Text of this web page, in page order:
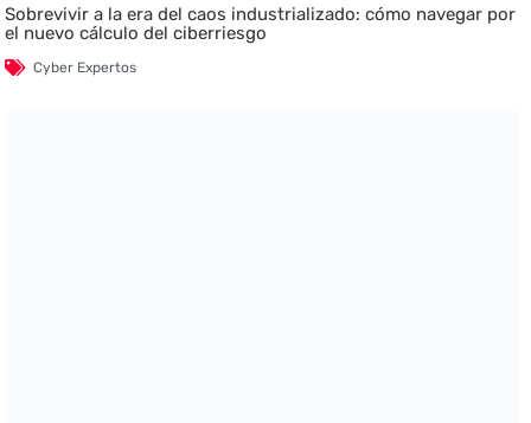
Sobrevivir a la era del caos industrializado: cómo navegar por
el nuevo cálculo del ciberriesgo
Cyber Expertos